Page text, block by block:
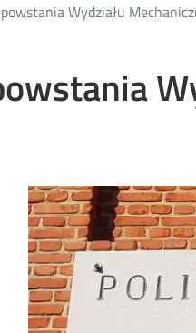
Wydziału